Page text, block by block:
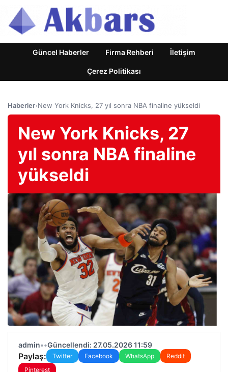
Güncel Haberler Firma Rehberi İletişim
Çerez Politikası
Haberler›New York Knicks, 27 yıl sonra NBA finaline yükseldi
New York Knicks, 27
yıl sonra NBA finaline
yükseldi
admin••Güncellendi: 27.05.2026 11:59
Paylaş: Twitter Facebook WhatsApp
Reddit
Pinterest